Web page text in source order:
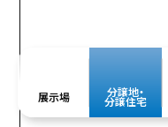
展示場 分譲地・
分譲住宅